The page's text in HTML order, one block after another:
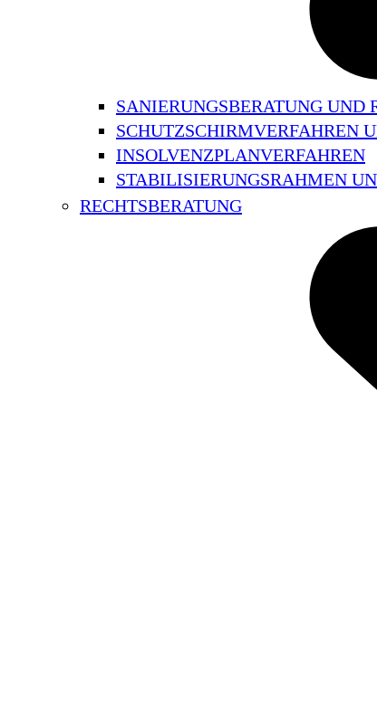
SANIERUNGSBERATUNG UND
SCHUTZSCHIRMVERFAHREN
INSOLVENZPLANVERFAHREN
STABILISIERUNGSRAHMEN
RECHTSBERATUNG